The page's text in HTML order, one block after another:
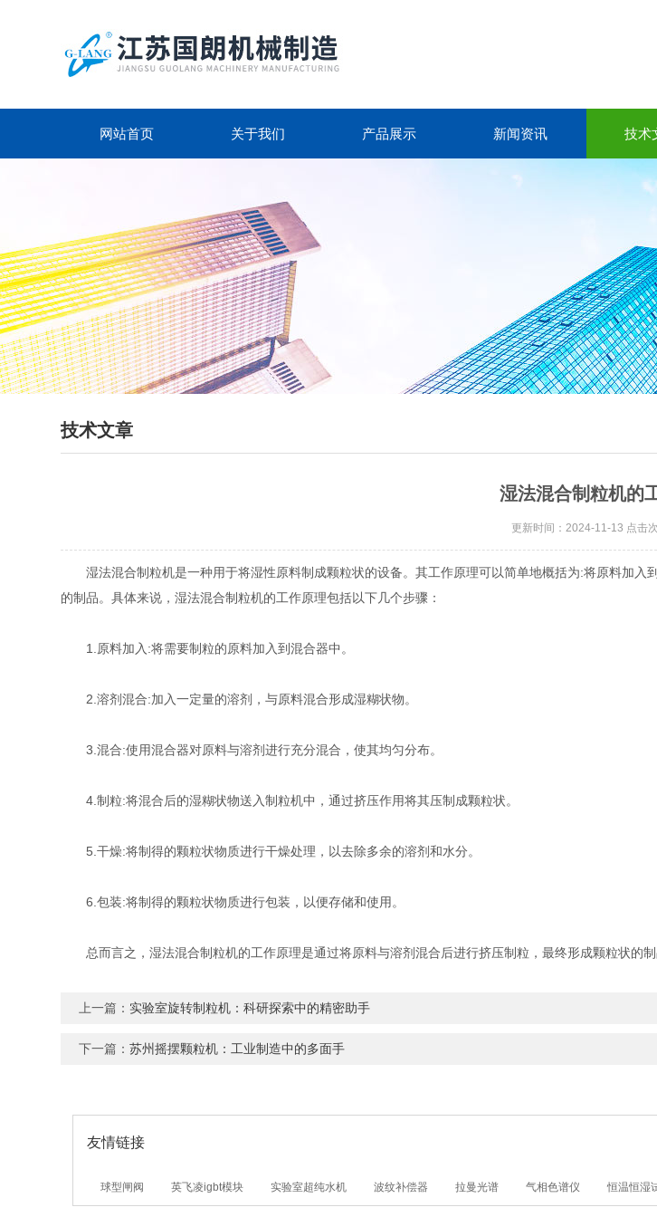
网站首页 关于我们 产品展示 新闻资讯 技术
技术文章
湿法混合制粒机的
更新时间：2024-11-13 点击
湿法混合制粒机是一种用于将湿性原料制成颗粒状的设备。其工作原理可以简单地概括为:将原料加入
的制品。具体来说，湿法混合制粒机的工作原理包括以下几个步骤：
1.原料加入:将需要制粒的原料加入到混合器中。
2.溶剂混合:加入一定量的溶剂，与原料混合形成湿糊状物。
3.混合:使用混合器对原料与溶剂进行充分混合，使其均匀分布。
4.制粒:将混合后的湿糊状物送入制粒机中，通过挤压作用将其压制成颗粒状。
5.干燥:将制得的颗粒状物质进行干燥处理，以去除多余的溶剂和水分。
6.包装:将制得的颗粒状物质进行包装，以便存储和使用。
总而言之，湿法混合制粒机的工作原理是通过将原料与溶剂混合后进行挤压制粒，最终形成颗粒状的
上一篇： 实验室旋转制粒机：科研探索中的精密助手
下一篇：苏州摇摆颗粒机：工业制造中的多面手
友情链接
球型闸阀 英飞凌igbt模块 实验室超纯水机 波纹补偿器 拉曼光谱 气相色谱仪 恒温恒湿